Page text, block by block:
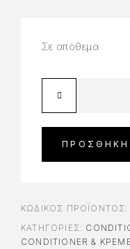
Σε απόθεμα
ΠΡΟΣΘΉΚΗ
ΚΩΔΙΚΌΣ ΠΡΟΪΌΝΤΟΣ:
ΚΑΤΗΓΟΡΊΕΣ:
CONDITIONER &